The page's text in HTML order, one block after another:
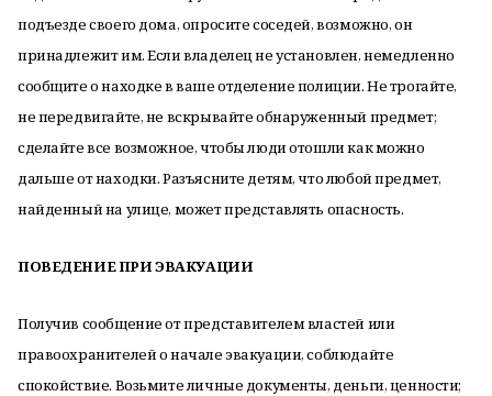
подъезде своего дома, опросите соседей, возможно, он
принадлежит им. Если владелец не установлен, немедленно
сообщите о находке в ваше отделение полиции. Не трогайте,
не передвигайте, не вскрывайте обнаруженный предмет;
сделайте все возможное, чтобы люди отошли как можно
дальше от находки. Разъясните детям, что любой предмет,
найденный на улице, может представлять опасность.
ПОВЕДЕНИЕ ПРИ ЭВАКУАЦИИ
Получив сообщение от представителем властей или
правоохранителей о начале эвакуации, соблюдайте
спокойствие. Возьмите личные документы, деньги, ценности;